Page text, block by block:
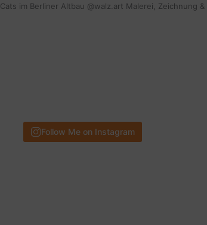
im Berliner Altbau @walz.art Malerei, Zeichnung
Follow Me on Instagram